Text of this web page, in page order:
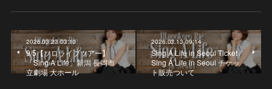
2026.03.23 03:10
9/5【ソロライブツアー】
「Sing A Life」新潟 長岡市
立劇場 大ホール
2026.03.13 09:14
Sing A Life in Seoul Ticket /
Sing A Life in Seoul チケッ
ト販売ついて